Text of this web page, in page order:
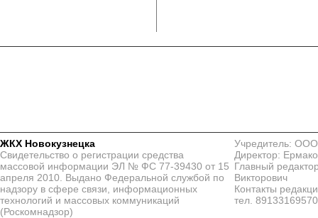
ЖКХ Новокузнецка
Свидетельство о регистрации средства
массовой информации ЭЛ № ФС 77-39430 от 15
апреля 2010. Выдано Федеральной службой по
надзору в сфере связи, информационных
технологий и массовых коммуникаций
(Роскомнадзор)
Учредитель:
Директор:
Главный
Викторович
Контакты
тел. 89133169570